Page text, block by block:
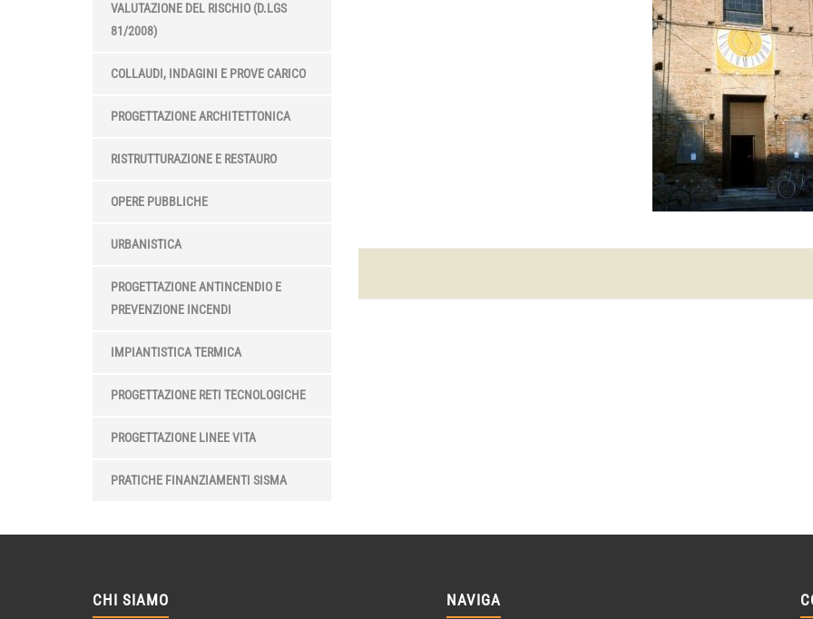
VALUTAZIONE DEL RISCHIO (D.LGS
81/2008)
COLLAUDI, INDAGINI E PROVE CARICO
PROGETTAZIONE ARCHITETTONICA
RISTRUTTURAZIONE E RESTAURO
OPERE PUBBLICHE
URBANISTICA
PROGETTAZIONE ANTINCENDIO E
PREVENZIONE INCENDI
IMPIANTISTICA TERMICA
PROGETTAZIONE RETI TECNOLOGICHE
PROGETTAZIONE LINEE VITA
PRATICHE FINANZIAMENTI SISMA
CHI SIAMO NAVIGA